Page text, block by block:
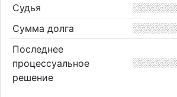
Судья
Сумма долга
Последнее
процессуальное
решение